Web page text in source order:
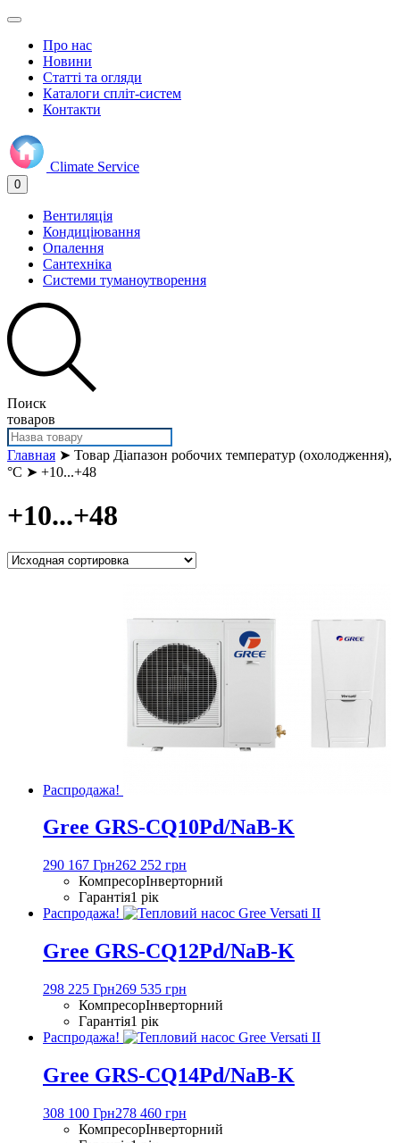
Про нас
Новини
Статті та огляди
Каталоги спліт-систем
Контакти
Climate Service
0
Вентиляція
Кондиціювання
Опалення
Сантехніка
Системи туманоутворення
Поиск
товаров
Главная ➤ Товар Діапазон робочих температур (охолодження),
°С ➤ +10...+48
+10...+48
Распродажа!
Gree GRS-CQ10Pd/NaB-K
290 167 Грн262 252 грн
КомпресорІнверторний
Гарантія1 рік
Распродажа!
Gree GRS-CQ12Pd/NaB-K
298 225 Грн269 535 грн
КомпресорІнверторний
Гарантія1 рік
Распродажа!
Gree GRS-CQ14Pd/NaB-K
308 100 Грн278 460 грн
КомпресорІнверторний